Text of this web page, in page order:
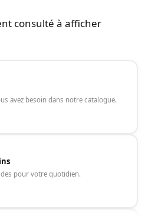
consulté à afficher
avez besoin dans notre catalogue.
pour votre quotidien.